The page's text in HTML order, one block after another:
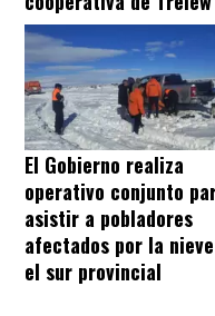
El Gobierno realiza
operativo conjunto
asistir a pobladores
afectados por la
el sur provincial